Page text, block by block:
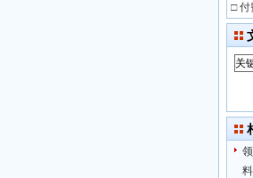
□ 付
料